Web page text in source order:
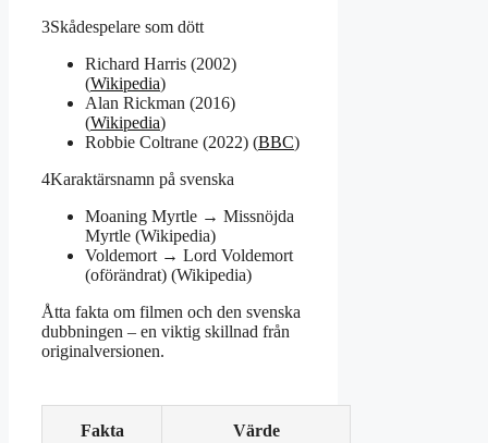
3Skådespelare som dött
Richard Harris (2002)
(Wikipedia)
Alan Rickman (2016)
(Wikipedia)
Robbie Coltrane (2022) (BBC)
4Karaktärsnamn på svenska
Moaning Myrtle → Missnöjda
Myrtle (Wikipedia)
Voldemort → Lord Voldemort
(oförändrat) (Wikipedia)
Åtta fakta om filmen och den svenska
dubbningen – en viktig skillnad från
originalversionen.
Fakta Värde